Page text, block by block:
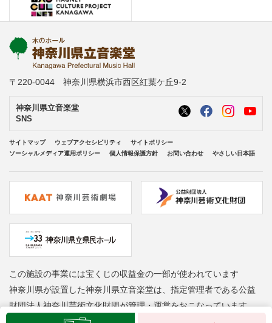
〒220-0044 神奈川県横浜市西区紅葉ケ丘9-2
神奈川県立音楽堂
SNS
サイトマップ ウェブアクセシビリティ
サイトポリシー
ソーシャルメディア運用ポリシー
個人情報保護方針 お問い合わせ やさしい日本語
この施設の事業には宝くじの収益金の一部が使われています
神奈川県が設置した神奈川県立音楽堂は、指定管理者である公益
財団法人神奈川芸術文化財団が管理・運営をおこなっています